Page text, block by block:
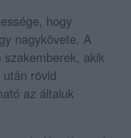
hogy
nagykövete. A
akik
rövid
az általuk